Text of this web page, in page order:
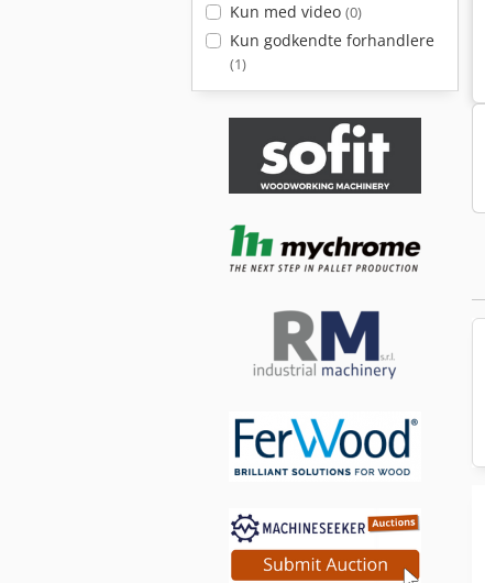
Kun med video (0)
Kun godkendte forhandlere
(1)